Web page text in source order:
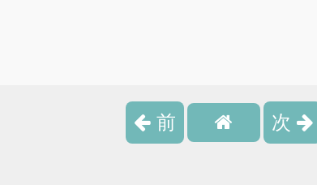
前 次